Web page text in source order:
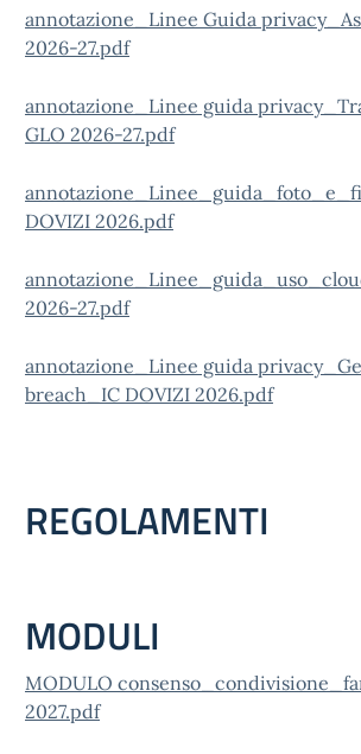
annotazione_Linee Guida
2026-27.pdf
annotazione_Linee guida
GLO 2026-27.pdf
DOVIZI 2026.pdf
2026-27.pdf
annotazione_Linee guida
breach_IC DOVIZI 2026.pdf
REGOLAMENTI
MODULI
MODULO
2027.pdf